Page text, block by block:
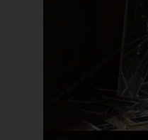
Μην πέφτεις